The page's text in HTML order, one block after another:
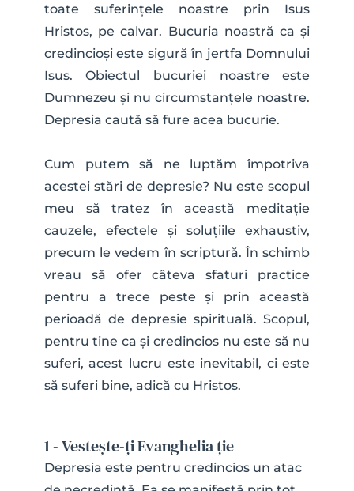
toate suferințele noastre prin Isus
Hristos, pe calvar. Bucuria noastră ca și
credincioși este sigură în jertfa Domnului
Isus. Obiectul bucuriei noastre este
Dumnezeu și nu circumstanțele noastre.
Depresia caută să fure acea bucurie.
Cum putem să ne luptăm împotriva
acestei stări de depresie? Nu este scopul
meu să tratez în această meditație
cauzele, efectele și soluțiile exhaustiv,
precum le vedem în scriptură. În schimb
vreau să ofer câteva sfaturi practice
pentru a trece peste și prin această
perioadă de depresie spirituală. Scopul,
pentru tine ca și credincios nu este să nu
suferi, acest lucru este inevitabil, ci este
să suferi bine, adică cu Hristos.
1 - Vestește-ți Evanghelia ție
Depresia este pentru credincios un atac